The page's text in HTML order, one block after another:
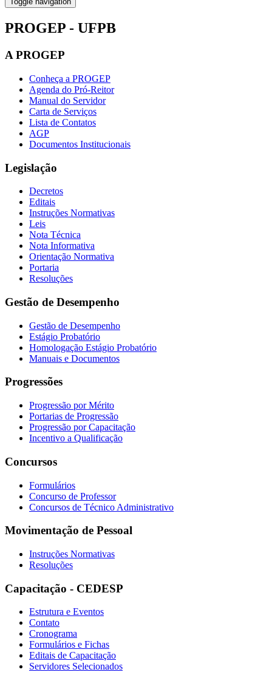
PROGEP - UFPB
A PROGEP
Conheça a PROGEP
Agenda do Pró-Reitor
Manual do Servidor
Carta de Serviços
Lista de Contatos
AGP
Documentos Institucionais
Legislação
Decretos
Editais
Instruções Normativas
Leis
Nota Técnica
Nota Informativa
Orientação Normativa
Portaria
Resoluções
Gestão de Desempenho
Gestão de Desempenho
Estágio Probatório
Homologação Estágio Probatório
Manuais e Documentos
Progressões
Progressão por Mérito
Portarias de Progressão
Progressão por Capacitação
Incentivo a Qualificação
Concursos
Formulários
Concurso de Professor
Concursos de Técnico Administrativo
Movimentação de Pessoal
Instruções Normativas
Resoluções
Capacitação - CEDESP
Estrutura e Eventos
Contato
Cronograma
Formulários e Fichas
Editais de Capacitação
Servidores Selecionados